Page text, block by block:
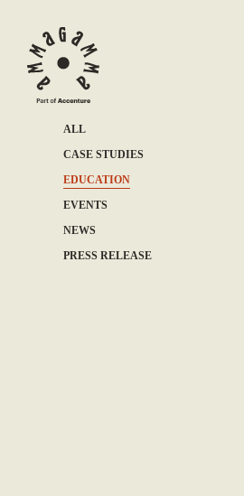
ALL
CASE STUDIES
EDUCATION
EVENTS
NEWS
PRESS RELEASE